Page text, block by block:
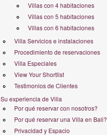
Villas con 4 habitaciones
Villas con 5 habitaciones
Villas con 6 habitaciones
Villa Servicios e instalaciones
Procedimiento de reservaciones
Villa Especiales
View Your Shortlist
Testimonios de Clientes
Su experiencia de Villa
Por qué reservar con nosotros?
Por qué reservar una Villa en Bali?
Privacidad y Espacio